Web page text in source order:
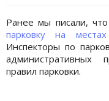
Ранее мы писали,
парковку на
Инспекторы по
административных
правил парковки.